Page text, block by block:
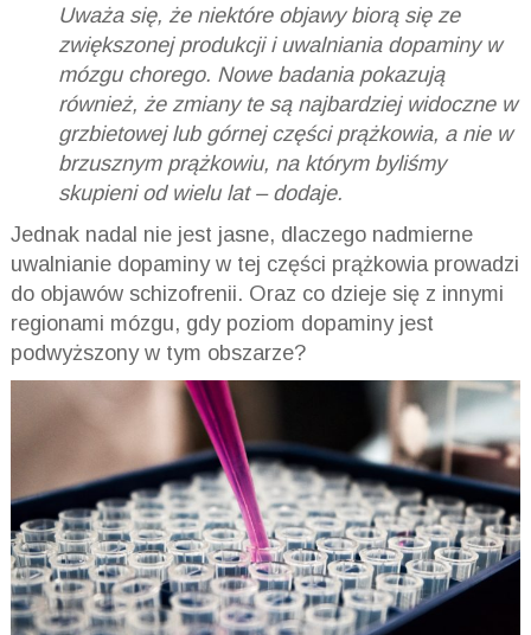
Uważa się, że niektóre objawy biorą się ze
zwiększonej produkcji i uwalniania dopaminy w
mózgu chorego. Nowe badania pokazują
również, że zmiany te są najbardziej widoczne w
grzbietowej lub górnej części prążkowia, a nie w
brzusznym prążkowiu, na którym byliśmy
skupieni od wielu lat – dodaje.
Jednak nadal nie jest jasne, dlaczego nadmierne
uwalnianie dopaminy w tej części prążkowia prowadzi
do objawów schizofrenii. Oraz co dzieje się z innymi
regionami mózgu, gdy poziom dopaminy jest
podwyższony w tym obszarze?